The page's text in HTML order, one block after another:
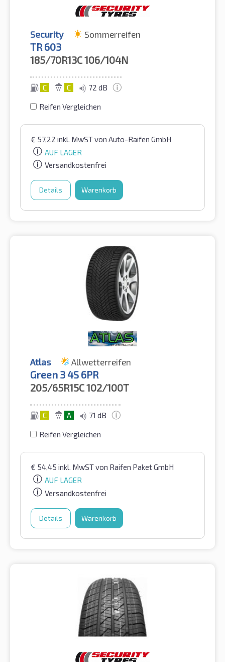
Security Sommerreifen
TR 603
185/70R13C106/104N
C C 72 dB
Reifen Vergleichen
€ 57,22 inkl. MwSTvon Auto-Raifen GmbH
AUF LAGER
Versandkostenfrei
Details Warenkorb
Atlas Allwetterreifen
Green 3 4S 6PR
205/65R15C102/100T
C A 71 dB
Reifen Vergleichen
€ 54,45 inkl. MwSTvon Raifen Paket GmbH
AUF LAGER
Versandkostenfrei
Details Warenkorb